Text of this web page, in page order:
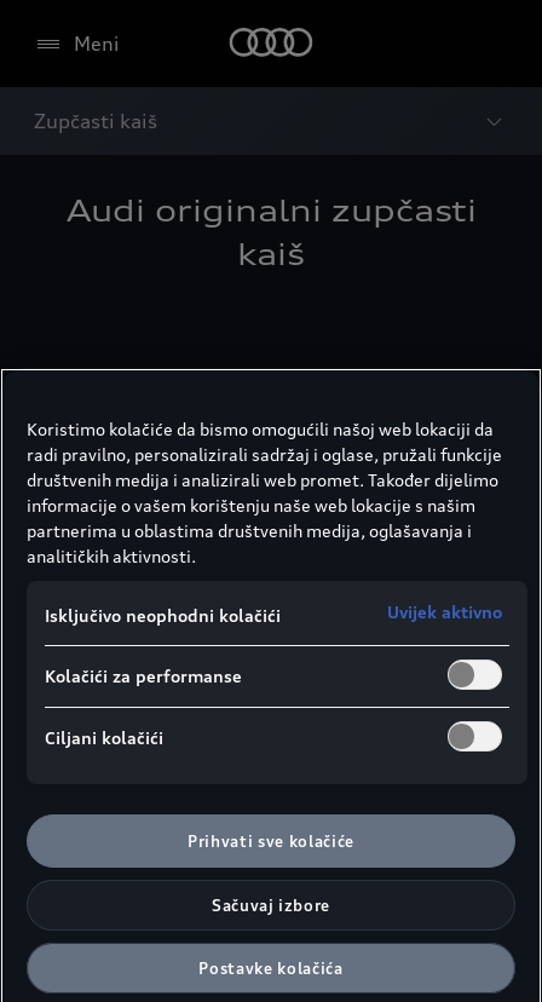
Meni
Zupčasti kaiš
Audi originalni zupčasti
kaiš
Pri punom gasu pravi nekoliko hiljada
obrtaja u minuti i neprestano je zategnut -
naravno, riječ je o zupčastom kaišu. On je
Koristimo kolačiće da bismo omogućili našoj web lokaciji da
radi pravilno, personalizirali sadržaj i oglase, pružali funkcije
društvenih medija i analizirali web promet. Također dijelimo
informacije o vašem korištenju naše web lokacije s našim
partnerima u oblastima društvenih medija, oglašavanja i
analitičkih aktivnosti.
Isključivo neophodni kolačići Uvijek aktivno
Kolačići za performanse
Ciljani kolačići
Prihvati sve kolačiće
Sačuvaj izbore
Postavke kolačića